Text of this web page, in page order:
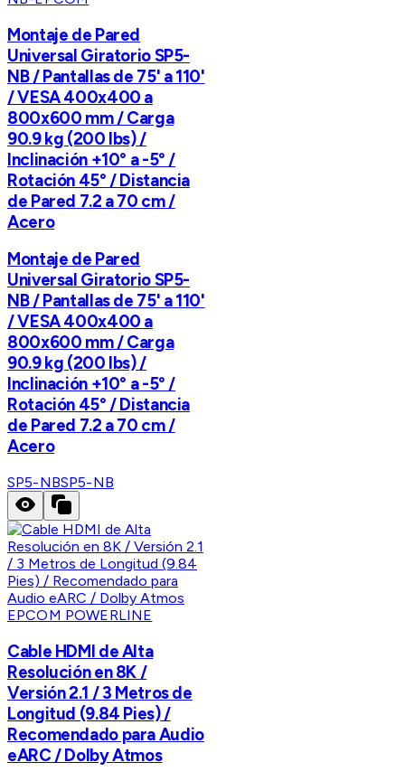
Montaje de Pared
Universal Giratorio SP5-
NB / Pantallas de 75' a 110'
/ VESA 400x400 a
800x600 mm / Carga
90.9 kg (200 lbs) /
Inclinación +10° a -5° /
Rotación 45° / Distancia
de Pared 7.2 a 70 cm /
Acero
Montaje de Pared
Universal Giratorio SP5-
NB / Pantallas de 75' a 110'
/ VESA 400x400 a
800x600 mm / Carga
90.9 kg (200 lbs) /
Inclinación +10° a -5° /
Rotación 45° / Distancia
de Pared 7.2 a 70 cm /
Acero
SP5-NBSP5-NB
EPCOM POWERLINE
Cable HDMI de Alta
Resolución en 8K /
Versión 2.1 / 3 Metros de
Longitud (9.84 Pies) /
Recomendado para Audio
eARC / Dolby Atmos